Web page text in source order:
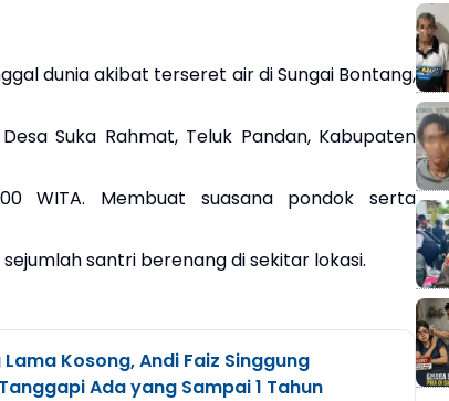
dunia akibat terseret air di Sungai Bontang,
Suka Rahmat, Teluk Pandan, Kabupaten
WITA. Membuat suasana pondok serta
santri berenang di sekitar lokasi.
Kosong, Andi Faiz Singgung
Ada yang Sampai 1 Tahun